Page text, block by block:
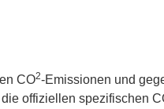
CO2-Emissionen und
offiziellen spezifischen